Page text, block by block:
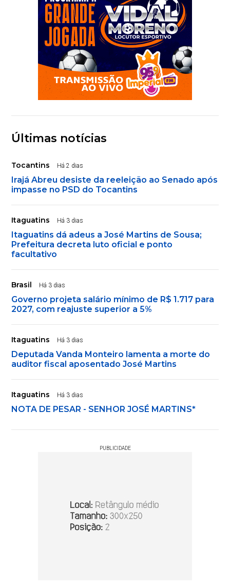
Últimas notícias
Tocantins Há 2 dias
Irajá Abreu desiste da reeleição ao Senado após
impasse no PSD do Tocantins
Itaguatins Há 3 dias
Itaguatins dá adeus a José Martins de Sousa;
Prefeitura decreta luto oficial e ponto
facultativo
Brasil Há 3 dias
Governo projeta salário mínimo de R$ 1.717 para
2027, com reajuste superior a 5%
Itaguatins Há 3 dias
Deputada Vanda Monteiro lamenta a morte do
auditor fiscal aposentado José Martins
Itaguatins Há 3 dias
NOTA DE PESAR - SENHOR JOSÉ MARTINS*
PUBLICIDADE